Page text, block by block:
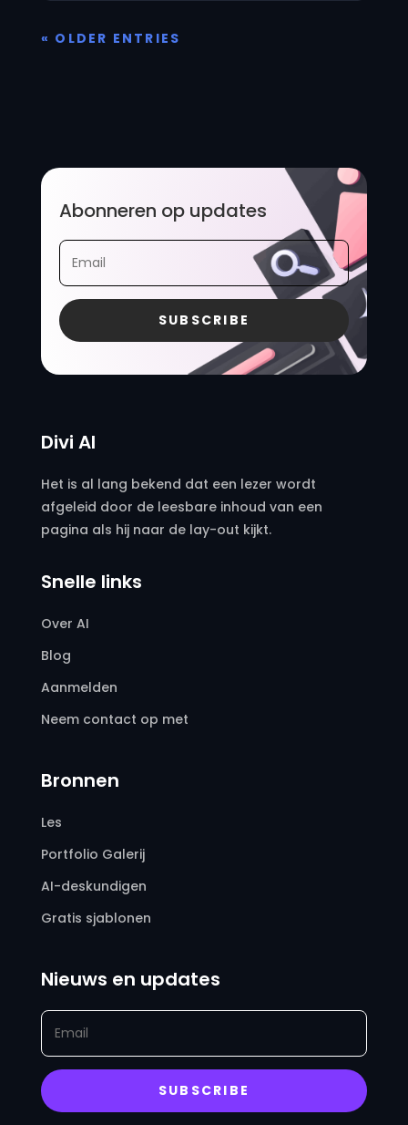
« OLDER ENTRIES
Abonneren op updates
SUBSCRIBE
Divi AI
Het is al lang bekend dat een lezer wordt
afgeleid door de leesbare inhoud van een
pagina als hij naar de lay-out kijkt.
Snelle links
Over AI
Blog
Aanmelden
Neem contact op met
Bronnen
Les
Portfolio Galerij
AI-deskundigen
Gratis sjablonen
Nieuws en updates
SUBSCRIBE